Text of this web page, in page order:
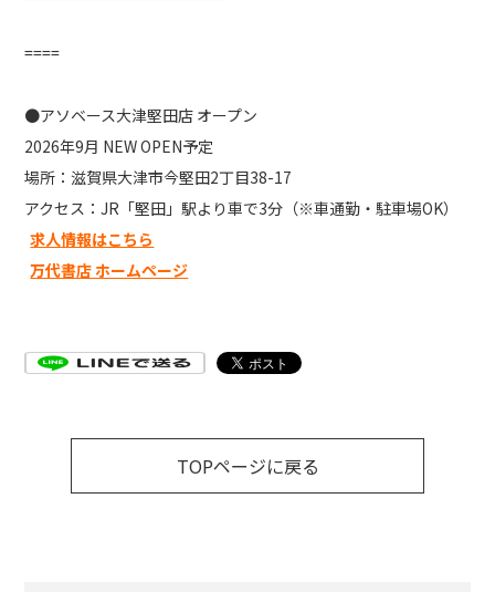
====
●アソベース大津堅田店 オープン
2026年9月 NEW OPEN予定
場所：滋賀県大津市今堅田2丁目38-17
アクセス：JR「堅田」駅より車で3分（※車通勤・駐車場OK）
求人情報はこちら
万代書店 ホームページ
TOPページに戻る